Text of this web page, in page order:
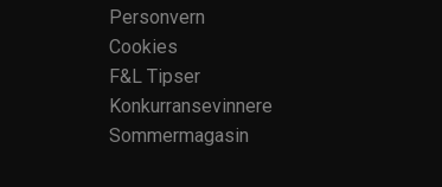
Personvern
Cookies
F&L Tipser
Konkurransevinnere
Sommermagasin